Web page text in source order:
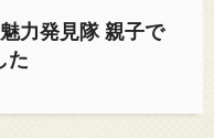
力発見隊 親子で
た